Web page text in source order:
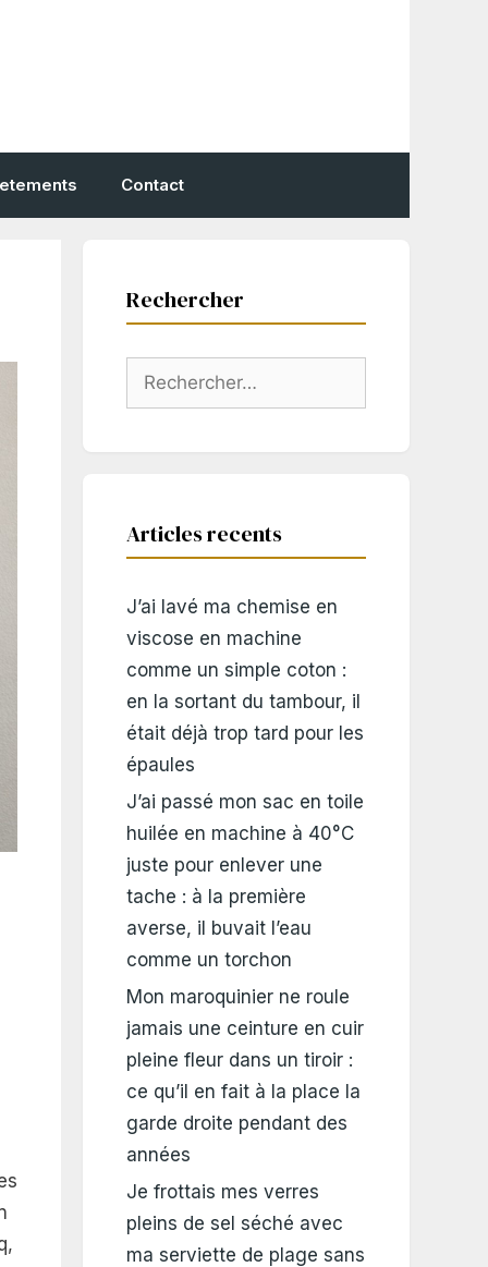
Contact
Rechercher
Rechercher :
Articles recents
J’ai lavé ma chemise en
viscose en machine
comme un simple coton :
en la sortant du tambour, il
était déjà trop tard pour les
épaules
J’ai passé mon sac en toile
huilée en machine à 40°C
juste pour enlever une
tache : à la première
averse, il buvait l’eau
comme un torchon
Mon maroquinier ne roule
jamais une ceinture en cuir
pleine fleur dans un tiroir :
ce qu’il en fait à la place la
garde droite pendant des
années
Je frottais mes verres
pleins de sel séché avec
ma serviette de plage sans